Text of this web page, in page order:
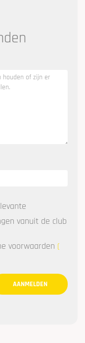
vanuit de club
voorwaarden (
AANMELDEN